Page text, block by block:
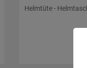
Helmtüte -